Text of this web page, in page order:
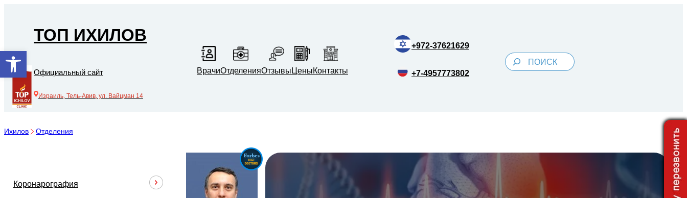
Открыть панель инструментов
ТОП ИХИЛОВ
Официальный сайт
Израиль, Тель-Авив, ул. Вайцман 14
ВрачиОтделенияОтзывы ЦеныКонтакты
+972-37621629
+7-4957773802
Поиск
Ихилов Отделения
Коронарография